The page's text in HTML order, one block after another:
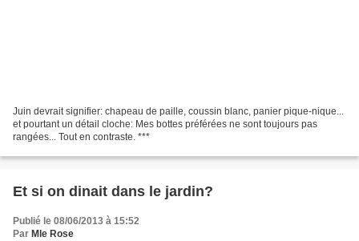
Juin devrait signifier: chapeau de paille, coussin blanc, panier pique-nique...
et pourtant un détail cloche: Mes bottes préférées ne sont toujours pas
rangées... Tout en contraste. ***
Et si on dinait dans le jardin?
Publié le 08/06/2013 à 15:52
Par Mle Rose